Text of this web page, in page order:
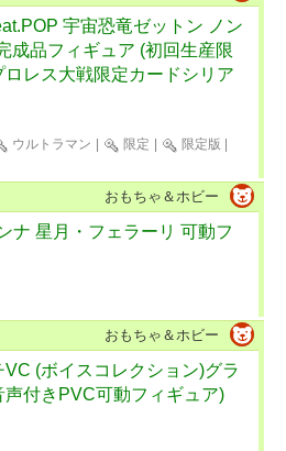
宇宙恐竜ゼットン ノン
成品フィギュア (初回生産限
レス大戦限定カードシリア
ウルトラマン 限定 限定版
おもちゃ＆ホビー
ナ 星月・フェラーリ 可動フ
おもちゃ＆ホビー
(ボイスコレクション)グラ
付きPVC可動フィギュア)